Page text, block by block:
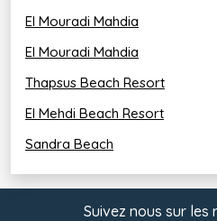
El Mouradi Mahdia
El Mouradi Mahdia
Thapsus Beach Resort
El Mehdi Beach Resort
Sandra Beach
Suivez nous sur les